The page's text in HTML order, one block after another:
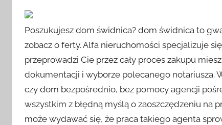
Poszukujesz dom świdnica? dom świdnica to
zobacz o ferty. Alfa nieruchomości specjalizuje
przeprowadzi Cie przez cały proces zakupu
dokumentacji i wyborze polecanego notariusza.
czy dom bezpośrednio, bez pomocy agencji
wszystkim z błędną myślą o zaoszczędzeniu na
może wydawać się, że praca takiego agenta